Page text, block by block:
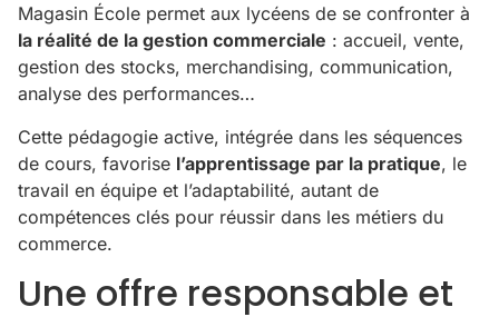
Magasin École permet aux lycéens de se confronter à
la réalité de la gestion commerciale : accueil, vente,
gestion des stocks, merchandising, communication,
analyse des performances…
Cette pédagogie active, intégrée dans les séquences
de cours, favorise l’apprentissage par la pratique, le
travail en équipe et l’adaptabilité, autant de
compétences clés pour réussir dans les métiers du
commerce.
Une offre responsable et